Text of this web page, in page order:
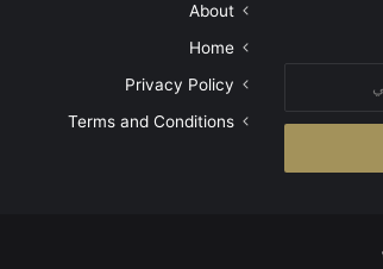
About
Home
Privacy Policy
Terms and Conditions